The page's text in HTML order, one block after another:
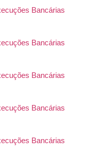
Bancárias
Bancárias
Bancárias
Bancárias
Bancárias